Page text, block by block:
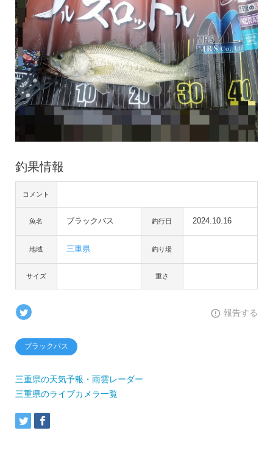
釣果情報
コメント
魚名 ブラックバス 釣行日 2024.10.16
地域 三重県 釣り場
サイズ 重さ
報告する
ブラックバス
三重県の天気予報・雨雲レーダー
三重県のライブカメラ一覧